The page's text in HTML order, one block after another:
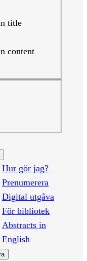
title
content
Hur gör jag?
Prenumerera
Digital utgåva
För bibliotek
Abstracts in
English